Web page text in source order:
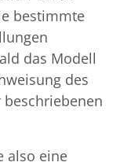
bestimmte
das Modell
des
also eine